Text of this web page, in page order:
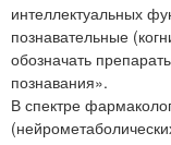
интеллектуальных
познавательные
обозначать
познавания».
В спектре